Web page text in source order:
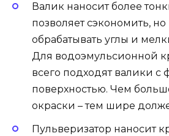
Валик наносит более
позволяет сэкономить,
обрабатывать углы и
Для водоэмульсионной
всего подходят валики с
поверхностью. Чем
окраски – тем шире
Пульверизатор наносит